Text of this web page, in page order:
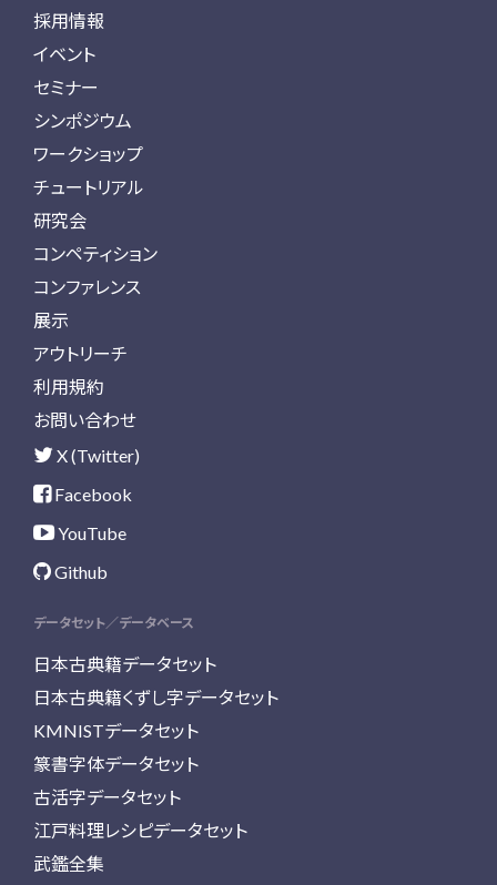
採用情報
イベント
セミナー
シンポジウム
ワークショップ
チュートリアル
研究会
コンペティション
コンファレンス
展示
アウトリーチ
利用規約
お問い合わせ
X (Twitter)
Facebook
YouTube
Github
データセット／データベース
日本古典籍データセット
日本古典籍くずし字データセット
KMNISTデータセット
篆書字体データセット
古活字データセット
江戸料理レシピデータセット
武鑑全集